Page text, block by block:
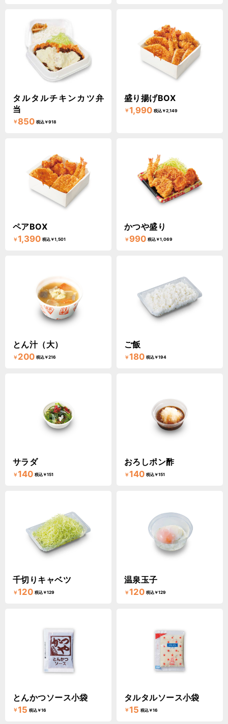
タルタルチキンカツ弁
当
￥850 税込￥918
盛り揚げBOX
￥1,990 税込￥2,149
ペアBOX
￥1,390 税込￥1,501
かつや盛り
￥ 990 税込￥1,069
とん汁（大）
￥ 200 税込￥216
ご飯
￥180 税込￥194
サラダ
￥140 税込￥151
おろしポン酢
￥140 税込￥151
千切りキャベツ
￥120 税込￥129
温泉玉子
￥120 税込￥129
とんかつソース小袋
￥15 税込￥16
タルタルソース小袋
￥15 税込￥16